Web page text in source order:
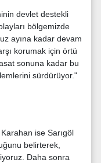
devlet destekli
bölgemizde
ayına kadar devam
korumak için örtü
sonuna kadar bu
sürdürüyor."
ise Sarıgöl
belirterek,
Daha sonra